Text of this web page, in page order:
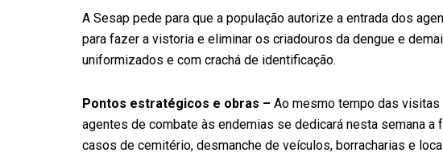
A Sesap pede para que a população autorize a entrada dos
para fazer a vistoria e eliminar os criadouros da dengue e
uniformizados e com crachá de identificação.
Pontos estratégicos e obras – Ao mesmo tempo das
agentes de combate às endemias se dedicará nesta semana
casos de cemitério, desmanche de veículos, borracharias e